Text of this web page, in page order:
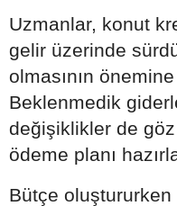
Uzmanlar, konut
gelir üzerinde
olmasının
Beklenmedik
değişiklikler de
ödeme planı
Bütçe